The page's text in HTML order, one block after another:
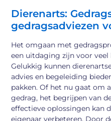
Dierenarts:
gedragsadviezen
Het omgaan met
een uitdaging zijn voor veel
Gelukkig kunnen
advies en begeleiding
pakken. Of het nu gaat om
gedrag, het begrijpen van
effectieve oplossingen kan
eigenaar verbeteren. Door